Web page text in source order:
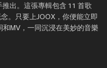
出。這張專輯包含 11 首歌
。只要上JOOX，你便能立即
MV，一同沉浸在美妙的音樂